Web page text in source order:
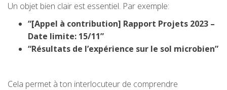
Un objet bien clair est essentiel. Par exemple:
“[Appel à contribution] Rapport Projets 2023 –
Date limite: 15/11”
“Résultats de l’expérience sur le sol microbien”
Cela permet à ton interlocuteur de comprendre